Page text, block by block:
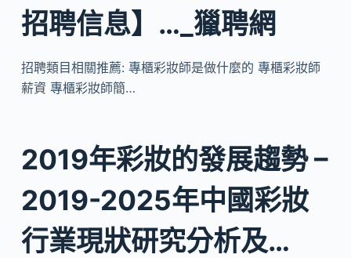
招聘信息】…_獵聘網
招聘類目相關推薦: 專櫃彩妝師是做什麼的 專櫃彩妝師
薪資 專櫃彩妝師簡…
2019年彩妝的發展趨勢 –
2019-2025年中國彩妝
行業現狀研究分析及…